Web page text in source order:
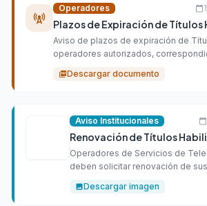
cell_tower
Operadores calendar_today
Plazos de Expiración de
Aviso de plazos de expiración de
operadores autorizados,
picture_as_pdfDescargar documento
Aviso Institucionales calendar_today
Renovación de Títulos
Operadores de Servicios de
deben solicitar renovación de
imageDescargar imagen